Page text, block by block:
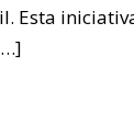
Esta